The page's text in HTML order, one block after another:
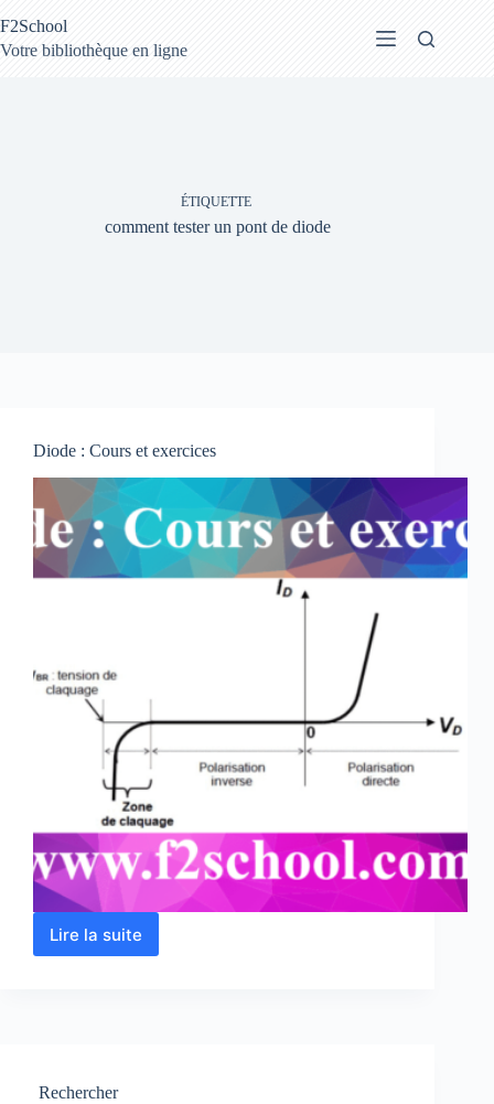
au
contenu
F2School
Votre bibliothèque en ligne
ÉTIQUETTE
comment tester un pont de diode
Diode : Cours et exercices
Lire la suite
Diode
Rechercher